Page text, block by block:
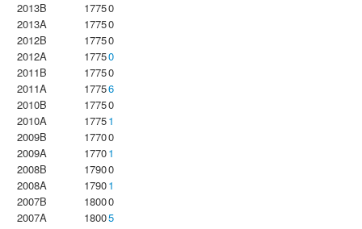
2013B
17750
2013A
17750
2012B
17750
2012A
17750
2011B
17750
2011A
17756
2010B
17750
2010A
17751
2009B
17700
2009A
17701
2008B
17900
2008A
17901
2007B
18000
2007A
18005